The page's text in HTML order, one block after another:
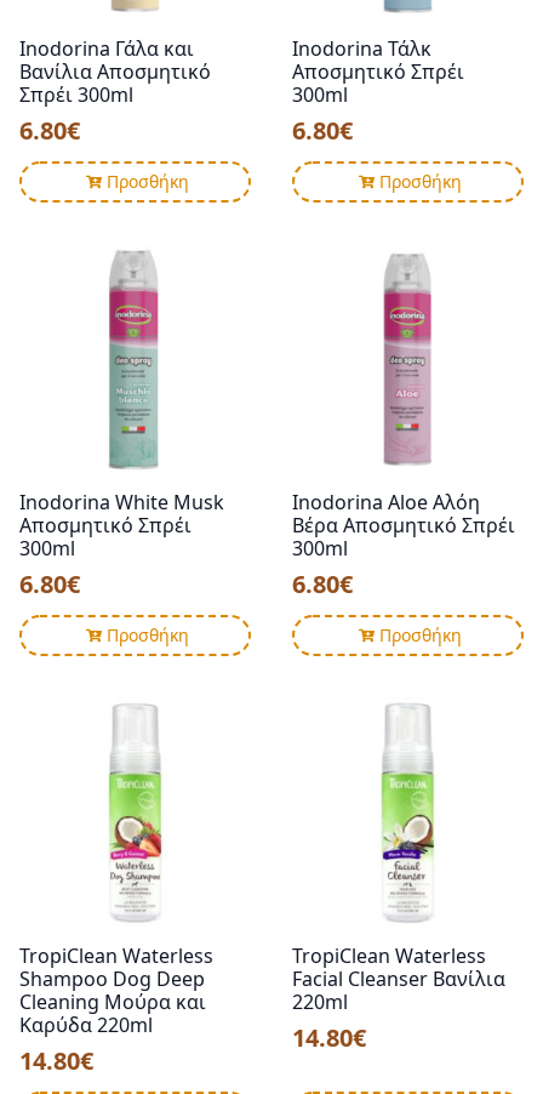
Inodorina Γάλα και
Βανίλια Αποσμητικό
Σπρέι 300ml
6.80€
Προσθήκη
Inodorina Τάλκ
Αποσμητικό Σπρέι
300ml
6.80€
Προσθήκη
Inodorina White Musk
Αποσμητικό Σπρέι
300ml
6.80€
Προσθήκη
Inodorina Aloe Αλόη
Βέρα Αποσμητικό Σπρέι
300ml
6.80€
Προσθήκη
TropiClean Waterless
Shampoo Dog Deep
Cleaning Μούρα και
Καρύδα 220ml
14.80€
TropiClean Waterless
Facial Cleanser Βανίλια
220ml
14.80€